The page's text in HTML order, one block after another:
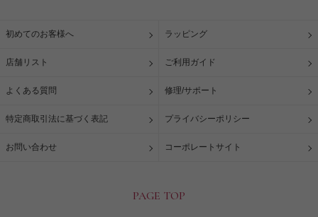
初めてのお客様へ ラッピング
店舗リスト ご利用ガイド
よくある質問 修理/サポート
特定商取引法に基づく表記 プライバシーポリシー
お問い合わせ コーポレートサイト
PAGE TOP